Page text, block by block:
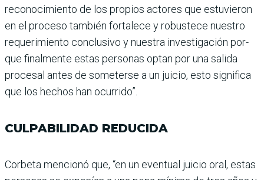
reconocimiento de los pro­pios actores que estuvieron
en el proceso también for­talece y robustece nuestro
requerimiento conclusivo y nuestra investigación por­
que finalmente estas per­sonas optan por una salida
procesal antes de someterse a un juicio, esto significa
que los hechos han ocurrido”.
CULPABILIDAD REDUCIDA
Corbeta mencionó que, “en un eventual juicio oral, estas